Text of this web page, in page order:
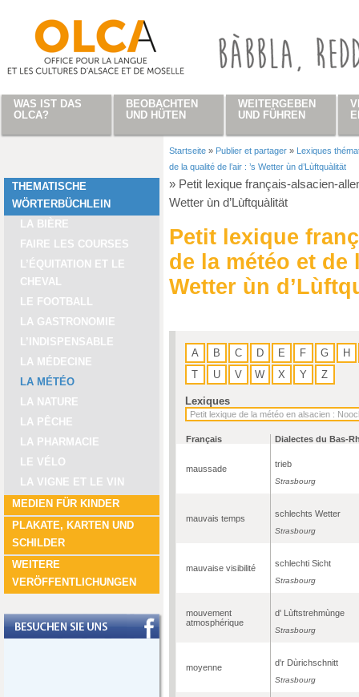
THEMATISCHE
WÖRTERBÜCHLEIN
LA BIÈRE
FAIRE LES COURSES
L’ÉQUITATION ET LE
CHEVAL
LE FOOTBALL
LA GASTRONOMIE
L’INDISPENSABLE
LA MÉDECINE
LA MÉTÉO
LA NATURE
LA PÊCHE
LA PHARMACIE
LE VÉLO
LA VIGNE ET LE VIN
MEDIEN FÜR KINDER
PLAKATE, KARTEN UND
SCHILDER
WEITERE
VERÖFFENTLICHUNGEN
Sie sind hier
Startseite » Publier et partager » Lexiques
de la qualité de l’air : ’s Wetter ùn d’Lùftquàlität
» Petit lexique français-alsacien-
Wetter ùn d’Lùftquàlität
Petit lexique
de la météo et de
Wetter ùn
A B C D E F G
H
T
U V W X Y Z
Lexiques
Français Dialectes du Bas-
maussade trieb
Strasbourg
mauvais temps schlechts Wetter
Strasbourg
mauvaise visibilité schlechti Sicht
Strasbourg
mouvement
atmosphérique
d' Lùftstrehmùnge
Strasbourg
moyenne d'r Dùrichschnitt
Strasbourg
WAS IST DAS
OLCA?
BEOBACHTEN
UND HÜTEN
WEITERGEBEN
UND FÜHREN